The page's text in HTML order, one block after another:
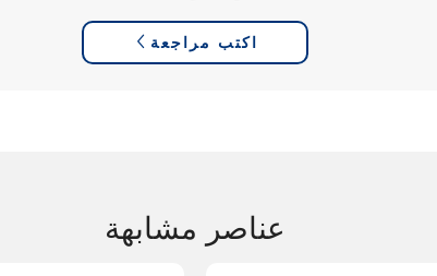
اكتب مراجعة
عناصر مشابهة